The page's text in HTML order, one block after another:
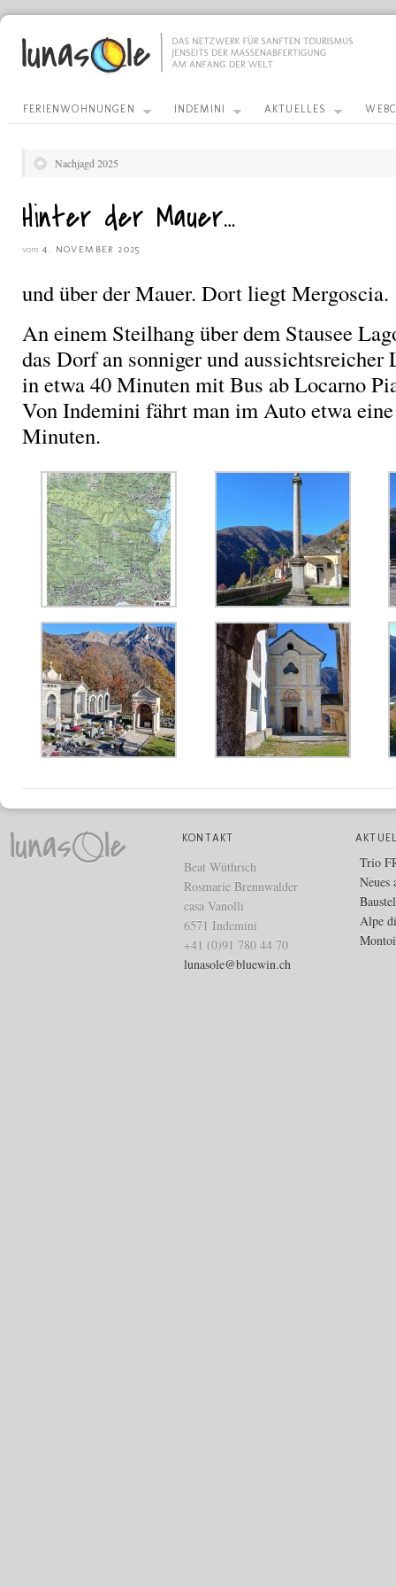
FERIENWOHNUNGEN INDEMINI AKTUELLES
Nachjagd 2025
Hinter der Mauer…
vom 4. NOVEMBER 2025
und über der Mauer. Dort liegt Mergoscia.
An einem Steilhang über dem Stausee
das Dorf an sonniger und aussichtsreicher
in etwa 40 Minuten mit Bus ab Locarno
Von Indemini fährt man im Auto etwa
Minuten.
KONTAKT
Beat Wüthrich
Rosmarie Brennwalder
casa Vanolli
6571 Indemini
+41 (0)91 780 44 70
lunasole@bluewin.ch
Trio
Neues
Alpe